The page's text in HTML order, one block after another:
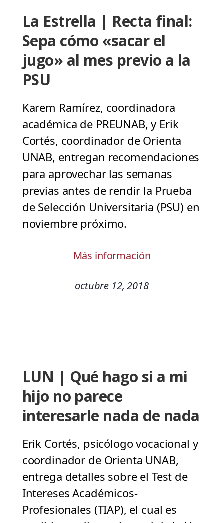
La Estrella | Recta final:
Sepa cómo «sacar el
jugo» al mes previo a la
PSU
Karem Ramírez, coordinadora
académica de PREUNAB, y Erik
Cortés, coordinador de Orienta
UNAB, entregan recomendaciones
para aprovechar las semanas
previas antes de rendir la Prueba
de Selección Universitaria (PSU) en
noviembre próximo.
Más información
octubre 12, 2018
LUN | Qué hago si a mi
hijo no parece
interesarle nada de nada
Erik Cortés, psicólogo vocacional y
coordinador de Orienta UNAB,
entrega detalles sobre el Test de
Intereses Académicos-
Profesionales (TIAP), el cual es